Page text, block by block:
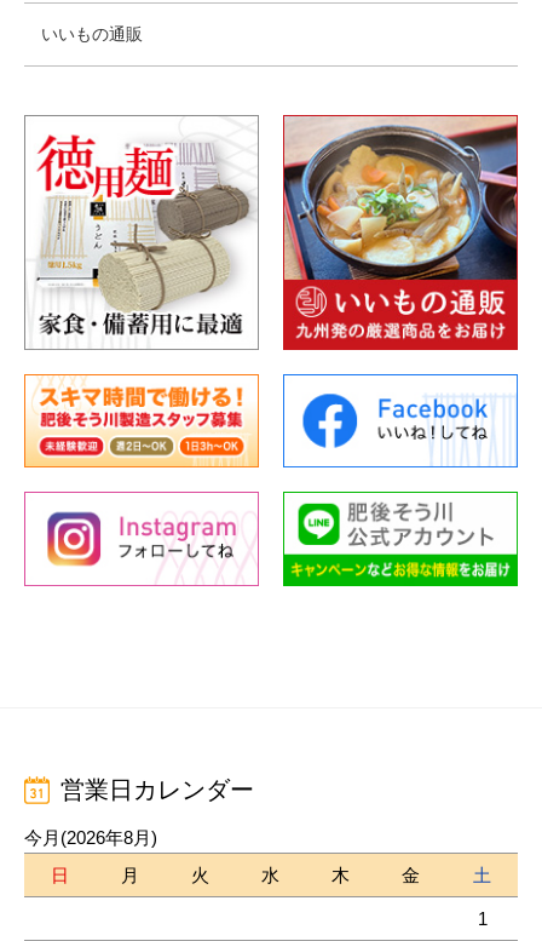
いいもの通販
営業日カレンダー
今月(2026年8月)
日
月 火 水 木 金 土
1